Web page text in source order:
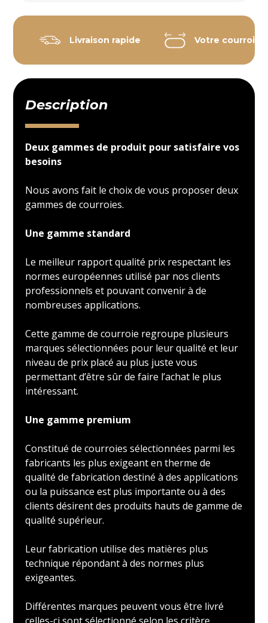
Livraison rapide Votre courroie
Description
Deux gammes de produit pour satisfaire vos
besoins
Nous avons fait le choix de vous proposer deux
gammes de courroies.
Une gamme standard
Le meilleur rapport qualité prix respectant les
normes européennes utilisé par nos clients
professionnels et pouvant convenir à de
nombreuses applications.
Cette gamme de courroie regroupe plusieurs
marques sélectionnées pour leur qualité et leur
niveau de prix placé au plus juste vous
permettant d’être sûr de faire l’achat le plus
intéressant.
Une gamme premium
Constitué de courroies sélectionnées parmi les
fabricants les plus exigeant en therme de
qualité de fabrication destiné à des applications
ou la puissance est plus importante ou à des
clients désirent des produits hauts de gamme de
qualité supérieur.
Leur fabrication utilise des matières plus
technique répondant à des normes plus
exigeantes.
Différentes marques peuvent vous être livré